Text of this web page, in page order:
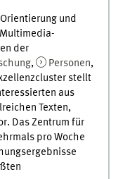
und
der
, Personen,
stellt
aus
Texten,
Das Zentrum für
pro Woche